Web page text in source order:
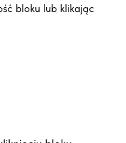
bloku lub klikając